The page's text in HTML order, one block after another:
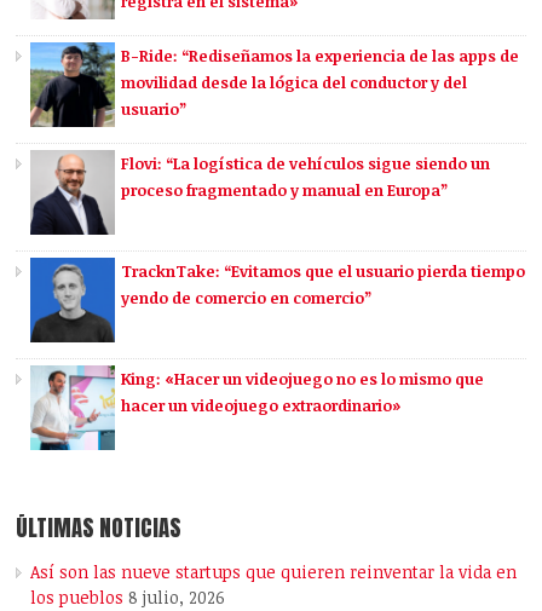
B-Ride: “Rediseñamos la experiencia de las apps de
movilidad desde la lógica del conductor y del
usuario”
Flovi: “La logística de vehículos sigue siendo un
proceso fragmentado y manual en Europa”
TracknTake: “Evitamos que el usuario pierda tiempo
yendo de comercio en comercio”
King: «Hacer un videojuego no es lo mismo que
hacer un videojuego extraordinario»
ÚLTIMAS NOTICIAS
Así son las nueve startups que quieren reinventar la vida en
los pueblos 8 julio, 2026